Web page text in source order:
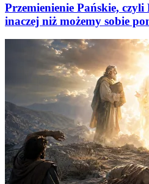
Przemienienie Pańskie, czyli
inaczej niż możemy sobie